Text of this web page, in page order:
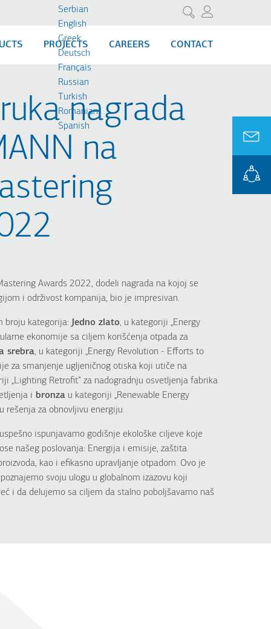
Претрага
Serbian
English
Greek
Deutsch
Français
Russian
Turkish
Romanian
Spanish
PROJECTS CAREERS CONTACT
nagrada
na
Awards 2022, dodeli nagrada na kojoj se
i održivost kompanija, bio je impresivan.
broju kategorija: Jedno zlato, u kategoriji „Energy
ekonomije sa ciljem korišćenja otpada za
srebra, u kategoriji „Energy Revolution - Efforts to
za smanjenje ugljeničnog otiska koji utiče na
„Lighting Retrofit” za nadogradnju osvetljenja fabrika
i bronza u kategoriji „Renewable Energy
rešenja za obnovljivu energiju.
ispunjavamo godišnje ekološke ciljeve koje
našeg poslovanja: Energija i emisije, zaštita
kao i efikasno upravljanje otpadom. Ovo je
svoju ulogu u globalnom izazovu koji
i da delujemo sa ciljem da stalno poboljšavamo naš